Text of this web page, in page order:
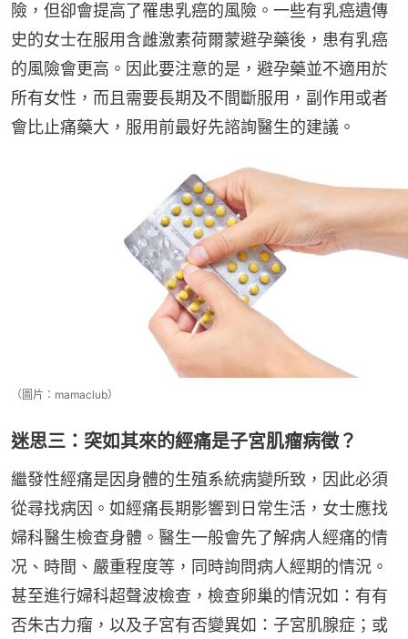
險，但卻會提高了罹患乳癌的風險。一些有乳癌遺傳
史的女士在服用含雌激素荷爾蒙避孕藥後，患有乳癌
的風險會更高。因此要注意的是，避孕藥並不適用於
所有女性，而且需要長期及不間斷服用，副作用或者
會比止痛藥大，服用前最好先諮詢醫生的建議。
（圖片：mamaclub）
迷思三：突如其來的經痛是子宮肌瘤病徵？
繼發性經痛是因身體的生殖系統病變所致，因此必須
從尋找病因。如經痛長期影響到日常生活，女士應找
婦科醫生檢查身體。醫生一般會先了解病人經痛的情
况、時間、嚴重程度等，同時詢問病人經期的情況。
甚至進行婦科超聲波檢查，檢查卵巢的情況如：有有
否朱古力瘤，以及子宮有否變異如：子宮肌腺症；或